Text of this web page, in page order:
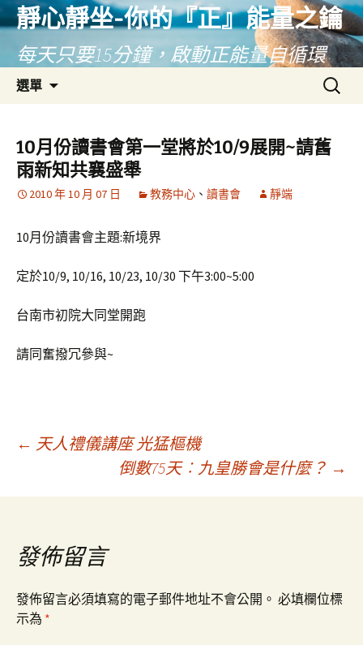
靜心靜坐-你的『正』能量之鑰
每天只要15分鐘，啟動正能量自循環
選單
要
內
容
搜
尋
鍵
字:
10月份讀書會第一堂將於10/9展開~請舊
雨新知共襄盛舉
2010 年 10 月 07 日 教務中心 、 讀書會 靜端
10月份讀書會主題:新境界
定於10/9, 10/16, 10/23, 10/30 下午3:00~5:00
台南市初院大同堂開跑
請同奮撥冗參與~
文
章
導
覽
← 天人禮儀講座 光猛樞機
倒數75天︰九皇勝會是什麼？ →
發佈留言
發佈留言必須填寫的電子郵件地址不會公開。 必填欄位標
示為 *